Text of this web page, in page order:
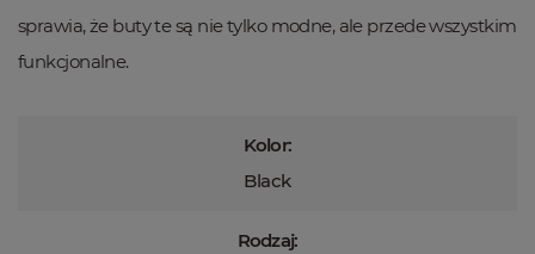
sprawia, że buty te są nie tylko modne, ale przede wszystkim
funkcjonalne.
Kolor:
Black
Rodzaj: